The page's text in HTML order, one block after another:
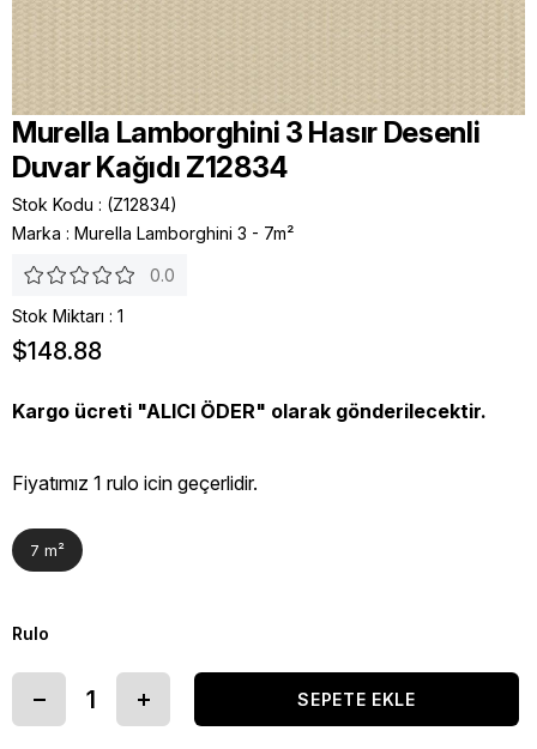
Murella Lamborghini 3 Hasır Desenli
Duvar Kağıdı Z12834
Stok Kodu
(Z12834)
Marka : Murella Lamborghini 3 - 7m²
0.0
Stok Miktarı : 1
$148.88
Kargo ücreti "ALICI ÖDER" olarak gönderilecektir.
Fiyatımız 1 rulo icin geçerlidir.
7 m²
Rulo